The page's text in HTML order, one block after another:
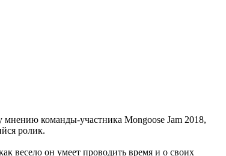
мнению команды-участника Mongoose Jam 2018,
ролик.
весело он умеет проводить время и о своих